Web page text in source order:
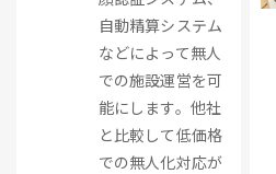
自動精算システム
などによって無人
での施設運営を可
能にします。他社
と比較して低価格
での無人化対応が